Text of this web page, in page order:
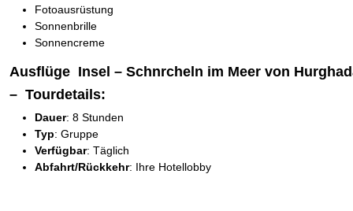
Fotoausrüstung
Sonnenbrille
Sonnencreme
Ausflüge Insel – Schnrcheln im Meer von
– Tourdetails:
Dauer: 8 Stunden
Typ: Gruppe
Verfügbar: Täglich
Abfahrt/Rückkehr: Ihre Hotellobby